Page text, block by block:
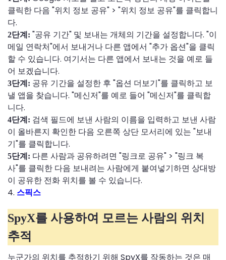
클릭한 다음 "위치 정보 공유" > "위치 정보 공유"를 클릭합니
다.
2단계: "공유 기간" 및 보내는 개체의 기간을 설정합니다. "이
메일 연락처"에서 보내거나 다른 앱에서 "추가 옵션"을 클릭
할 수 있습니다. 여기서는 다른 앱에서 보내는 것을 예로 들
어 보겠습니다.
3단계: 공유 기간을 설정한 후 "옵션 더보기"를 클릭하고 보
낼 앱을 찾습니다. "메신저"를 예로 들어 "메신저"를 클릭합
니다.
4단계: 검색 필드에 보낸 사람의 이름을 입력하고 보낸 사람
이 올바른지 확인한 다음 오른쪽 상단 모서리에 있는 "보내
기"를 클릭합니다.
5단계: 다른 사람과 공유하려면 "링크로 공유" > "링크 복
사"를 클릭한 다음 보내려는 사람에게 붙여넣기하면 상대방
이 공유한 전화 위치를 볼 수 있습니다.
4. 스픽스
SpyX를 사용하여 모르는 사람의 위치
추적
누군가의 위치를 ​​추적하기 위해 SpyX를 작동하는 것은 매